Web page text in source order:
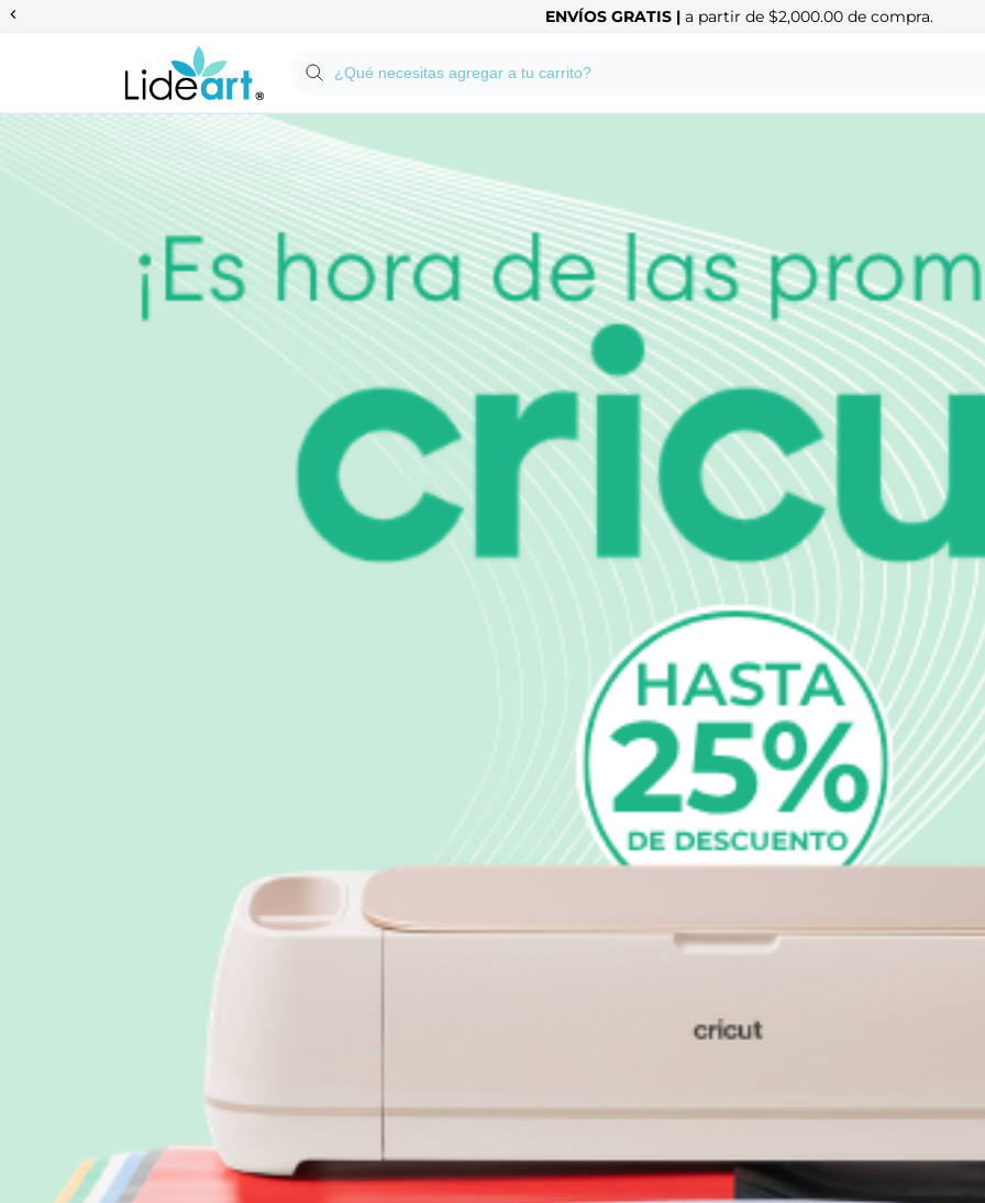
Anterior ENVÍOS GRATIS | a partir de $2,000.00 de compra.